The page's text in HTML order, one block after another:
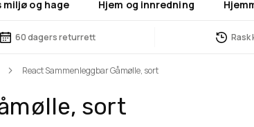
miljø og hage Hjem og innredning
60 dagers returrett
React Sammenleggbar Gåmølle, sort
sort